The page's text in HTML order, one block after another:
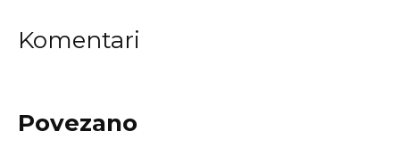
Komentari
Povezano